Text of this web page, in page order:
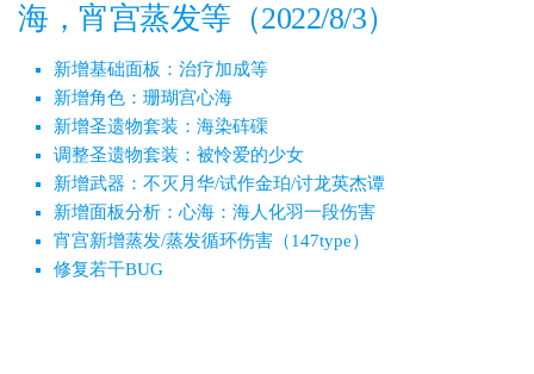
海，宵宫蒸发等（2022/8/3）
新增基础面板：治疗加成等
新增角色：珊瑚宫心海
新增圣遗物套装：海染砗磲
调整圣遗物套装：被怜爱的少女
新增武器：不灭月华/试作金珀/讨龙英杰谭
新增面板分析：心海：海人化羽一段伤害
宵宫新增蒸发/蒸发循环伤害（147type）
修复若干BUG